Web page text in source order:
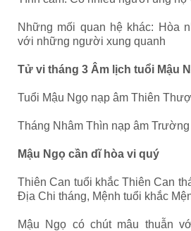
Những mối quan hệ khác: Hòa
với những người xung quanh
Tử vi tháng 3 Âm lịch tuổi Mậu
Tuổi Mậu Ngọ nạp âm Thiên
Tháng Nhâm Thìn nạp âm
Mậu Ngọ cần dĩ hòa vi quý
Thiên Can tuổi khắc Thiên Can
Địa Chi tháng, Mệnh tuổi khắc
Mậu Ngọ có chút mâu thuẫn